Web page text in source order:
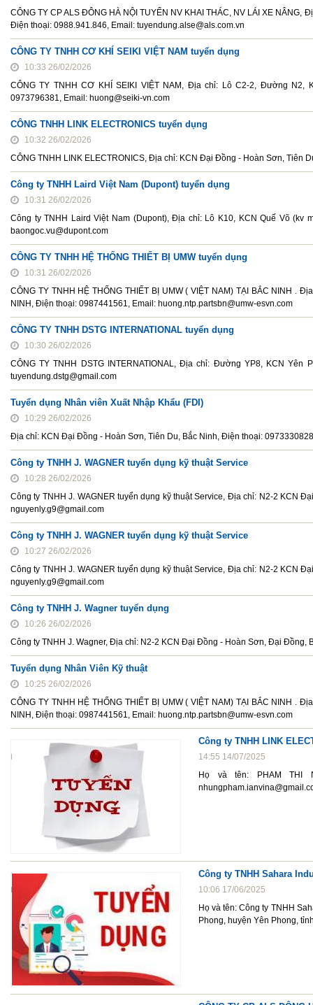
CÔNG TY CP ALS ĐÔNG HÀ NỘI TUYỂN NV KHAI THÁC, NV LÁI XE
Điện thoại: 0988.941.846, Email: tuyendung.alse@als.com.vn
CÔNG TY TNHH CƠ KHÍ SEIKI VIỆT NAM tuyển dụng
10:33 26/02/2026
CÔNG TY TNHH CƠ KHÍ SEIKI VIỆT NAM, Địa chỉ: Lô C2-2, Đường
0973796381, Email: huong@seiki-vn.com
CÔNG TNHH LINK ELECTRONICS tuyển dụng
10:32 26/02/2026
CÔNG TNHH LINK ELECTRONICS, Địa chỉ: KCN Đại Đồng - Hoàn Sơn, Tiên
Công ty TNHH Laird Việt Nam (Dupont) tuyển dụng
10:31 26/02/2026
Công ty TNHH Laird Việt Nam (Dupont), Địa chỉ: Lô K10, KCN Quế Võ
baongoc.vu@dupont.com
CÔNG TY TNHH HỆ THỐNG THIẾT BỊ UMW tuyển dụng
10:31 26/02/2026
CÔNG TY TNHH HỆ THỐNG THIẾT BỊ UMW ( VIỆT NAM) TẠI BẮC NINH .
NINH, Điện thoại: 0987441561, Email: huong.ntp.partsbn@umw-esvn.com
CÔNG TY TNHH DSTG INTERNATIONAL tuyển dụng
10:30 26/02/2026
CÔNG TY TNHH DSTG INTERNATIONAL, Địa chỉ: Đường YP8, KCN
tuyendung.dstg@gmail.com
Tuyển dụng Nhân viên Xuất Nhập Khẩu (FDI)
10:29 26/02/2026
Địa chỉ: KCN Đại Đồng - Hoàn Sơn, Tiên Du, Bắc Ninh, Điện thoại:
Công ty TNHH J. WAGNER tuyển dụng kỹ thuật Service
10:28 26/02/2026
Công ty TNHH J. WAGNER tuyển dụng kỹ thuật Service, Địa chỉ: N2-2 KCN
nguyenly.g9@gmail.com
Công ty TNHH J. WAGNER tuyển dụng kỹ thuật Service
10:27 26/02/2026
Công ty TNHH J. WAGNER tuyển dụng kỹ thuật Service, Địa chỉ: N2-2 KCN
nguyenly.g9@gmail.com
Công ty TNHH J. Wagner tuyển dụng
10:26 26/02/2026
Công ty TNHH J. Wagner, Địa chỉ: N2-2 KCN Đại Đồng - Hoàn Sơn, Đại Đồng,
Tuyển dụng Nhân Viên Kỹ thuật
10:25 26/02/2026
CÔNG TY TNHH HỆ THỐNG THIẾT BỊ UMW ( VIỆT NAM) TẠI BẮC NINH .
NINH, Điện thoại: 0987441561, Email: huong.ntp.partsbn@umw-esvn.com
Công ty TNHH LINK
14:55 14/07/2025
Họ và tên: PHAM THI
Công ty TNHH Sahara
10:06 17/06/2025
Họ và tên: Công ty TNHH
Phong, huyện Yên Phong,